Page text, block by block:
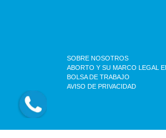
SOBRE NOSOTROS
ABORTO Y SU MARCO LEGAL
BOLSA DE TRABAJO
AVISO DE PRIVACIDAD